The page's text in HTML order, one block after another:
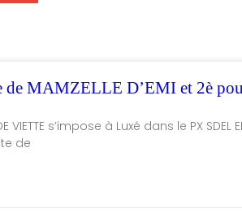
de MAMZELLE D’EMI et 2è
VIETTE s’impose à Luxé dans le PX SDEL
de